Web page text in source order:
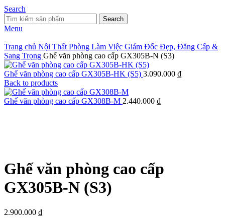
Search
Search
Menu
Trang chủ Nội Thất Phòng Làm Việc Giám Đốc Đẹp, Đẳng Cấp &
Sang Trọng Ghế văn phòng cao cấp GX305B-N (S3)
Ghế văn phòng cao cấp GX305B-HK (S5) 3.090.000 ₫
Back to products
Ghế văn phòng cao cấp GX308B-M 2.440.000 ₫
Ghế văn phòng cao cấp
GX305B-N (S3)
2.900.000 ₫